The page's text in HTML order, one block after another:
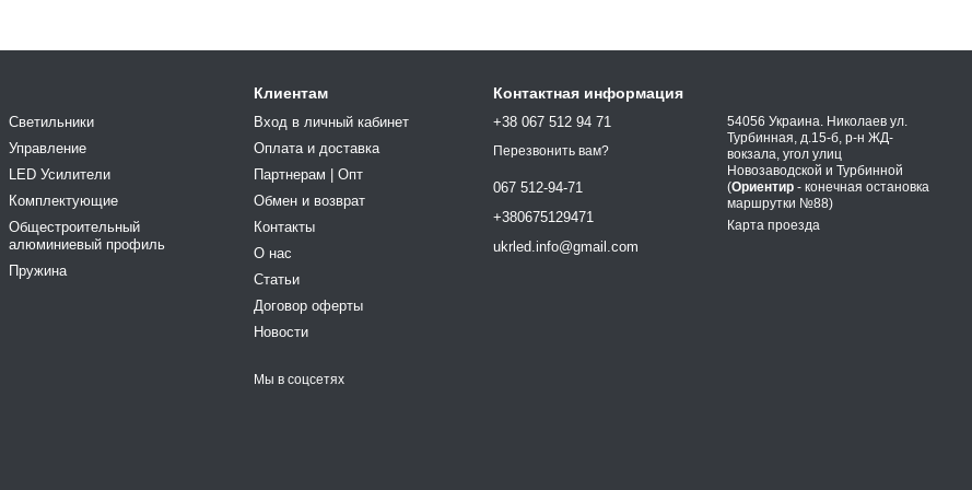
Светильники
Управление
LED Усилители
Комплектующие
Общестроительный
алюминиевый профиль
Пружина
Клиентам
Вход в личный кабинет
Оплата и доставка
Партнерам | Опт
Обмен и возврат
Контакты
О нас
Статьи
Договор оферты
Новости
Мы в соцсетях
Контактная информация
+38 067 512 94 71
Перезвонить вам?
067 512-94-71
+380675129471
ukrled.info@gmail.com
54056 Украина. Николаев ул.
Турбинная, д.15-б, р-н ЖД-
вокзала, угол улиц
Новозаводской и Турбинной
(Ориентир - конечная остановка
маршрутки №88)
Карта проезда